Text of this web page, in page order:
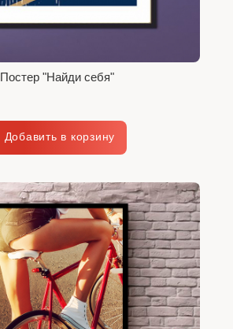
Постер "Найди себя"